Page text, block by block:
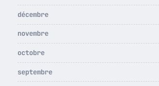
décembre
novembre
octobre
septembre